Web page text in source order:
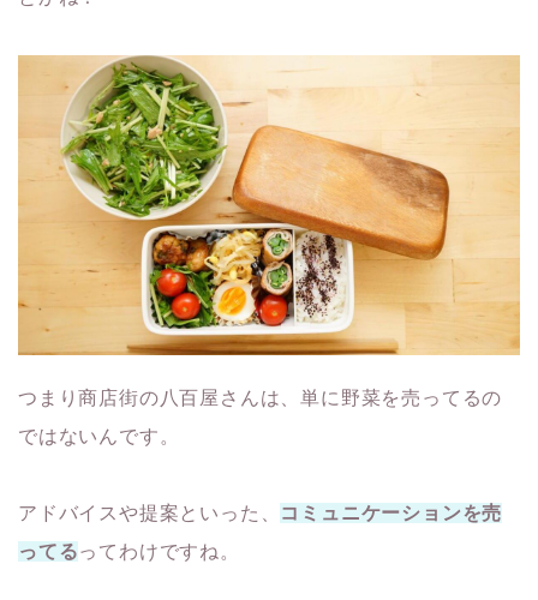
つまり商店街の八百屋さんは、単に野菜を売ってるの
ではないんです。
アドバイスや提案といった、 コミュニケーションを売
ってるってわけですね。